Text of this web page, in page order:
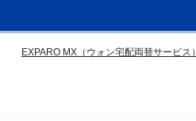
EXPARO MX（ウォン宅配両替サービス）